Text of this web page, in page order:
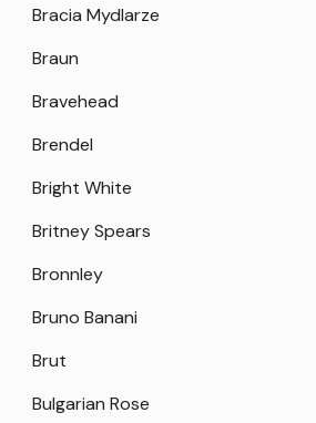
Bracia Mydlarze
Braun
Bravehead
Brendel
Bright White
Britney Spears
Bronnley
Bruno Banani
Brut
Bulgarian Rose